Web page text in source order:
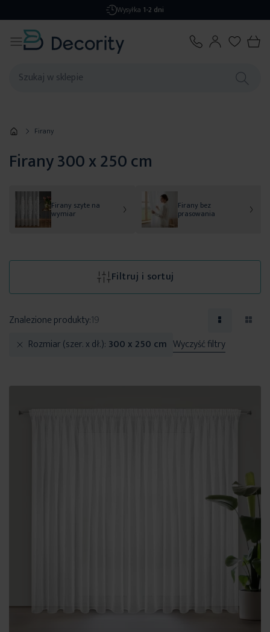
Darmowa dostawaod 299,99 zł
Firany
Firany 300 x 250 cm
Firany szyte na
wymiar
Firany bez
prasowania
Filtruj i sortuj
Znalezione produkty:19
Rozmiar (szer. x dł.) 300 x 250 cm Wyczyść filtry